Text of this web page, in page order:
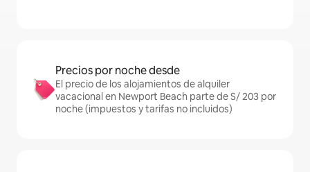
Precios por noche desde
El precio de los alojamientos de alquiler
vacacional en Newport Beach parte de S/ 203 por
noche (impuestos y tarifas no incluidos)